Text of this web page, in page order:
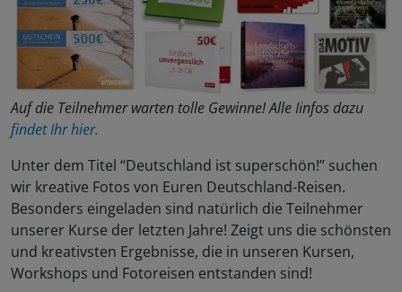
Auf die Teilnehmer warten tolle Gewinne! Alle Iinfos dazu
findet Ihr hier.
Unter dem Titel “Deutschland ist superschön!” suchen
wir kreative Fotos von Euren Deutschland-Reisen.
Besonders eingeladen sind natürlich die Teilnehmer
unserer Kurse der letzten Jahre! Zeigt uns die schönsten
und kreativsten Ergebnisse, die in unseren Kursen,
Workshops und Fotoreisen entstanden sind!